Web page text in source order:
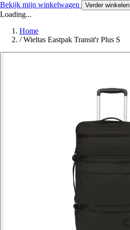
Bekijk mijn winkelwagen Verder winkelen
Loading...
Home
/ Wieltas Eastpak Transit'r Plus S